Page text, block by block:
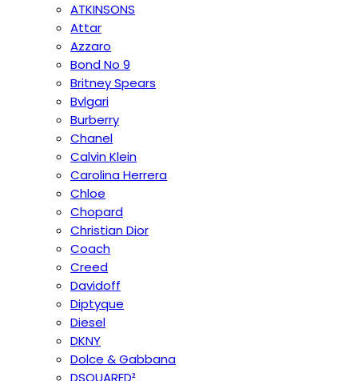
ATKINSONS
Attar
Azzaro
Bond No 9
Britney Spears
Bvlgari
Burberry
Chanel
Calvin Klein
Carolina Herrera
Chloe
Chopard
Christian Dior
Coach
Creed
Davidoff
Diptyque
Diesel
DKNY
Dolce & Gabbana
DSQUARED²